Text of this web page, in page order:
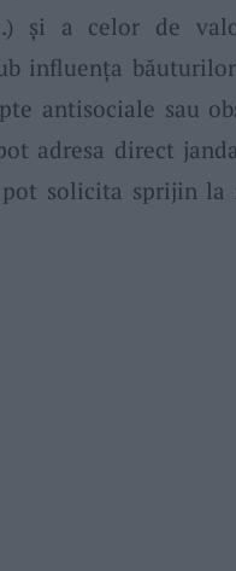
şi a celor de
influenţa
antisociale sau
adresa direct
solicita sprijin